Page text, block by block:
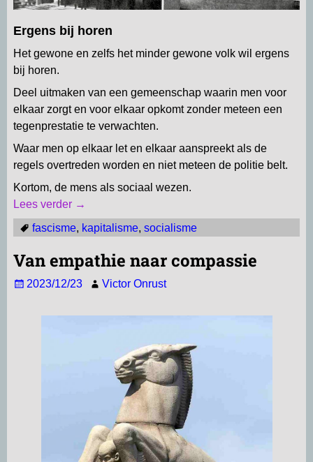
Ergens bij horen
Het gewone en zelfs het minder gewone volk wil ergens
bij horen.
Deel uitmaken van een gemeenschap waarin men voor
elkaar zorgt en voor elkaar opkomt zonder meteen een
tegenprestatie te verwachten.
Waar men op elkaar let en elkaar aanspreekt als de
regels overtreden worden en niet meteen de politie belt.
Kortom, de mens als sociaal wezen.
Lees verder →
fascisme, kapitalisme, socialisme
Van empathie naar compassie
2023/12/23 Victor Onrust